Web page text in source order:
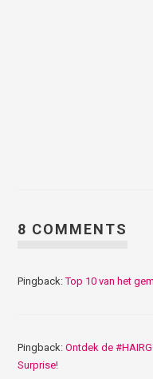
8 COMMENTS
Pingback:Top 10 van het
Pingback:Ontdek de
Surprise!